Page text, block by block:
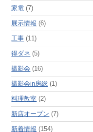
家電 (7)
展示情報 (6)
工事 (11)
得ダネ (5)
撮影会 (16)
撮影会in房総 (1)
料理教室 (2)
新店オープン (7)
新着情報 (154)